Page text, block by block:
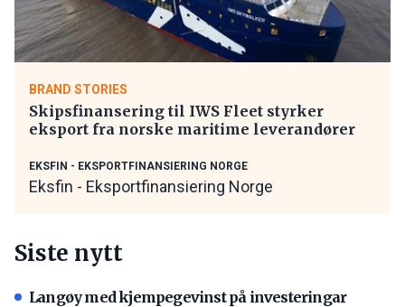
BRAND STORIES
Skipsfinansering til IWS Fleet styrker
eksport fra norske maritime leverandører
EKSFIN - EKSPORTFINANSIERING NORGE
Eksfin - Eksportfinansiering Norge
Siste nytt
Langøy med kjempegevinst på investeringar